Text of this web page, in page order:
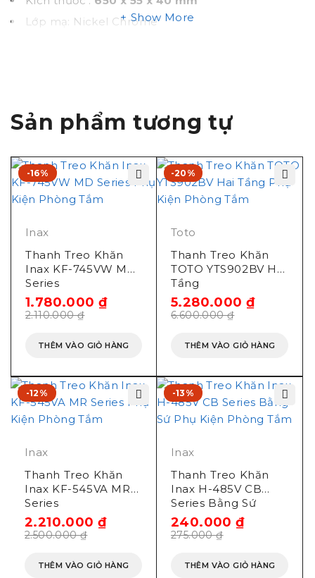
Lớp mạ: Nickel Chrome
khăn YT408S6 TOTO
SERIES – dáng vuông
Lớp mạ bền vững với thời gian
Dể vệ sinh
Bản vẽ thanh vắt khăn
TOTO YT408
Show More
Sản phẩm tương tự
-16%
Inax
Thanh Treo Khăn
Inax KF-745VW MD
Series
2.110.000₫
1.780.000₫
THÊM VÀO GIỎ HÀNG
-20%
Toto
Thanh Treo Khăn
TOTO YTS902BV Hai
Tầng
6.600.000₫
5.280.000₫
THÊM VÀO GIỎ HÀNG
-12%
Inax
Thanh Treo Khăn
Inax KF-545VA MR
Series
2.500.000₫
2.210.000₫
THÊM VÀO GIỎ HÀNG
-13%
Inax
Thanh Treo Khăn
Inax H-485V CB
Series Bằng Sứ
275.000₫
240.000₫
THÊM VÀO GIỎ HÀNG